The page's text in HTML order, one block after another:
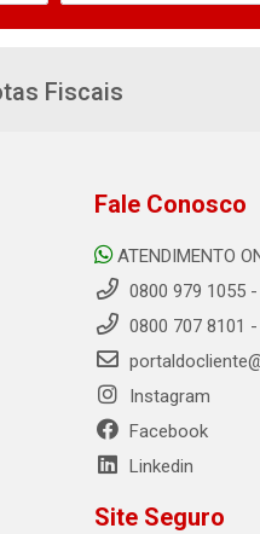
Fiscais
Fale Conosco
ATENDIMENTO
0800 979 1055
0800 707 8101
Instagram
Facebook
Linkedin
Site Seguro